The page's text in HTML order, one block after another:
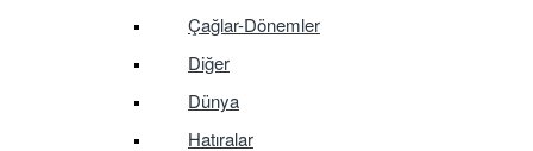
Çağlar-Dönemler
Diğer
Dünya
Hatıralar